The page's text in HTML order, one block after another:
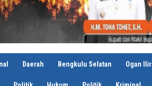
Daerah Bengkulu Selatan Ogan Ilir